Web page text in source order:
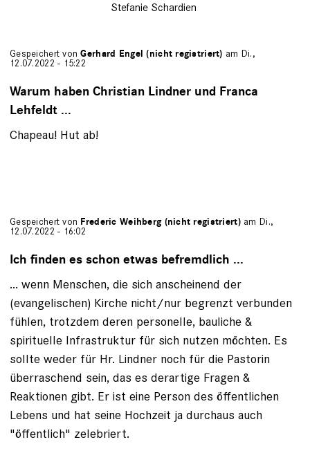
Stefanie Schardien
Gespeichert vonGerhard Engel (nicht registriert) am Di.,
12.07.2022 - 15:22
Warum haben Christian Lindner und Franca
Lehfeldt ...
Chapeau! Hut ab!
Gespeichert von Frederic Weihberg (nicht registriert)am Di.,
12.07.2022 - 16:02
Ich finden es schon etwas befremdlich ...
... wenn Menschen, die sich anscheinend der
(evangelischen) Kirche nicht/nur begrenzt verbunden
fühlen, trotzdem deren personelle, bauliche &
spirituelle Infrastruktur für sich nutzen möchten. Es
sollte weder für Hr. Lindner noch für die Pastorin
überraschend sein, das es derartige Fragen &
Reaktionen gibt. Er ist eine Person des öffentlichen
Lebens und hat seine Hochzeit ja durchaus auch
"öffentlich" zelebriert.